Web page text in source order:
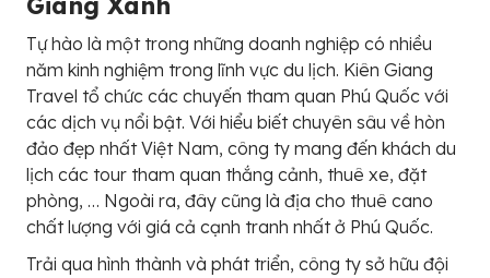
Tự hào là một trong những doanh nghiệp có nhiều
năm kinh nghiệm trong lĩnh vực du lịch. Kiên Giang
Travel tổ chức các chuyến tham quan Phú Quốc với
các dịch vụ nổi bật. Với hiểu biết chuyên sâu về hòn
đảo đẹp nhất Việt Nam, công ty mang đến khách du
lịch các tour tham quan thắng cảnh, thuê xe, đặt
phòng, … Ngoài ra, đây cũng là địa cho thuê cano
chất lượng với giá cả cạnh tranh nhất ở Phú Quốc.
Trải qua hình thành và phát triển, công ty sở hữu đội